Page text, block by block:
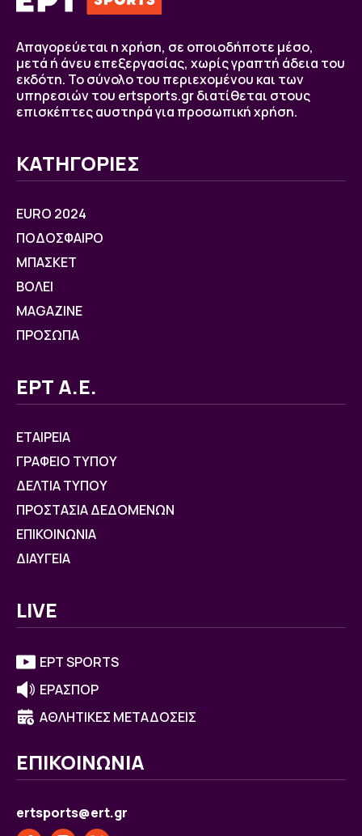
Απαγορεύεται η χρήση, σε οποιοδήποτε μέσο,
μετά ή άνευ επεξεργασίας, χωρίς γραπτή άδεια του
εκδότη. Το σύνολο του περιεχομένου και των
υπηρεσιών του ertsports.gr διατίθεται στους
επισκέπτες αυστηρά για προσωπική χρήση.
ΚΑΤΗΓΟΡΙΕΣ
EURO 2024
ΠΟΔΟΣΦΑΙΡΟ
ΜΠΑΣΚΕΤ
ΒOΛΕΙ
MAGAZINE
ΠΡΟΣΩΠΑ
ΕΡΤ Α.Ε.
ΕΤΑΙΡΕΙΑ
ΓΡΑΦΕΙΟ ΤΥΠΟΥ
ΔΕΛΤΙΑ ΤΥΠΟΥ
ΠΡΟΣΤΑΣΙΑ ΔΕΔΟΜΕΝΩΝ
ΕΠΙΚΟΙΝΩΝΙΑ
ΔΙΑΥΓΕΙΑ
LIVE
ΕΡΤ SPORTS
ΕΡΑΣΠΟΡ
ΑΘΛΗΤΙΚΕΣ ΜΕΤΑΔΟΣΕΙΣ
ΕΠΙΚΟΙΝΩΝΙΑ
ertsports@ert.gr